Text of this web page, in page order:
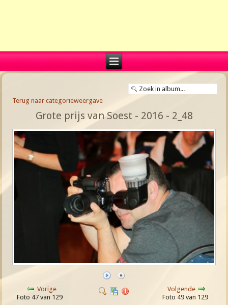
Terug naar categorieweergave
Grote prijs van Soest - 2016 - 2_48
Vorige
Foto 47 van 129
Volgende
Foto 49 van 129